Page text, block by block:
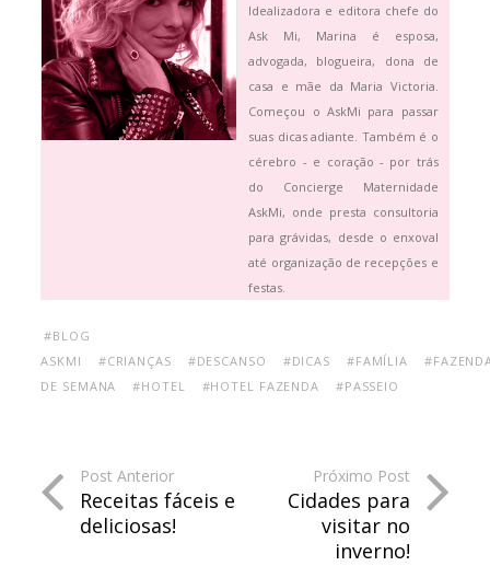
Idealizadora e editora chefe do
Ask Mi, Marina é esposa,
advogada, blogueira, dona de
casa e mãe da Maria Victoria.
Começou o AskMi para passar
suas dicas adiante. Também é o
cérebro - e coração - por trás
do Concierge Maternidade
AskMi, onde presta consultoria
para grávidas, desde o enxoval
até organização de recepções e
festas.
#BLOG
ASKMI
#CRIANÇAS #DESCANSO #DICAS #FAMÍLIA
DE SEMANA
#HOTEL #HOTEL FAZENDA #PASSEIO
Post Anterior
Receitas fáceis e
deliciosas!
Próximo Post
Cidades para
visitar no
inverno!